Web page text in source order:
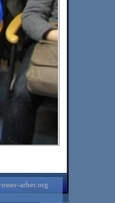
arber.org